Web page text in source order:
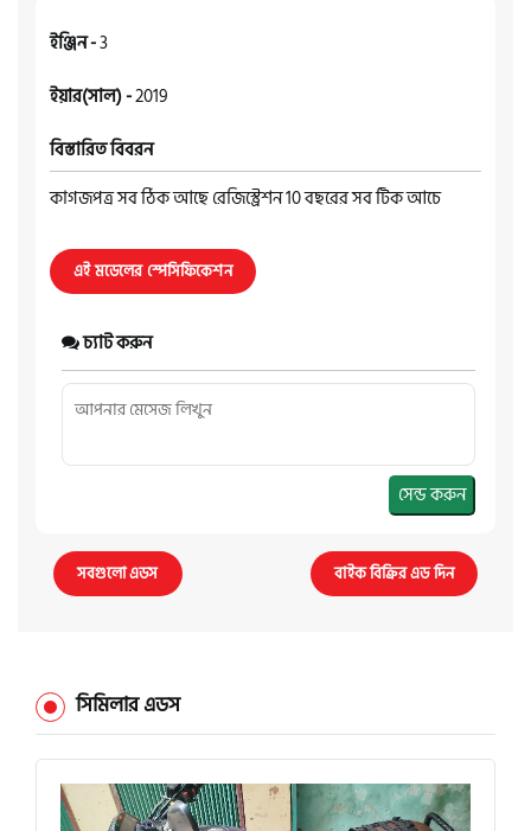
ইঞ্জিন -3
ইয়ার(সাল) -2019
বিস্তারিত বিবরন
কাগজপত্র সব ঠিক আছে রেজিস্ট্রেশন 10 বছরের সব টিক আচে
এই মডেলের স্পেসিফিকেশন
চ্যাট করুন
সেন্ড করুন
সবগুলো এডস বাইক বিক্রির এড দিন
সিমিলার এডস